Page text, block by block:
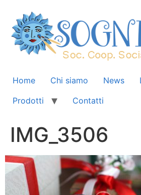
Home Chi siamo News
Prodotti
Contatti
IMG_3506